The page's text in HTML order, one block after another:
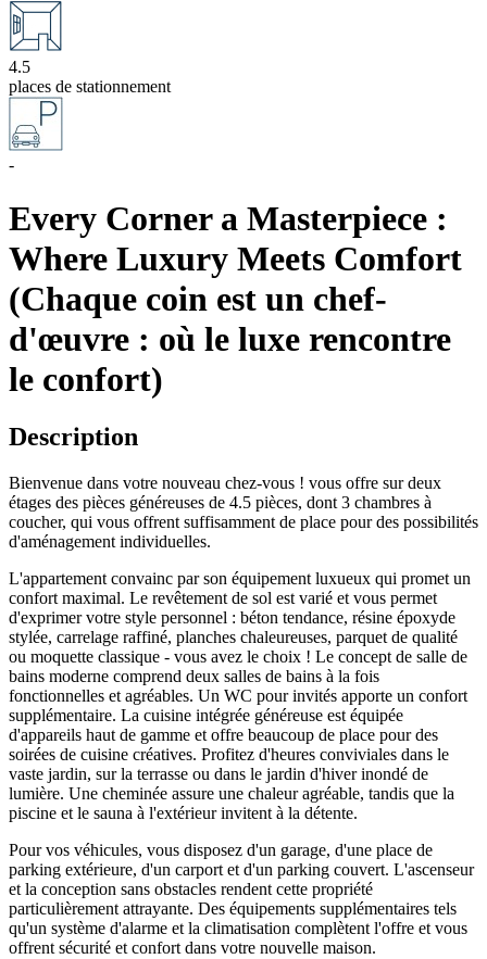
4.5
places de stationnement
-
Every Corner a Masterpiece :
Where Luxury Meets Comfort
(Chaque coin est un chef-
d'œuvre : où le luxe rencontre
le confort)
Description
Bienvenue dans votre nouveau chez-vous ! vous offre sur deux
étages des pièces généreuses de 4.5 pièces, dont 3 chambres à
coucher, qui vous offrent suffisamment de place pour des possibilités
d'aménagement individuelles.
L'appartement convainc par son équipement luxueux qui promet un
confort maximal. Le revêtement de sol est varié et vous permet
d'exprimer votre style personnel : béton tendance, résine époxyde
stylée, carrelage raffiné, planches chaleureuses, parquet de qualité
ou moquette classique - vous avez le choix ! Le concept de salle de
bains moderne comprend deux salles de bains à la fois
fonctionnelles et agréables. Un WC pour invités apporte un confort
supplémentaire. La cuisine intégrée généreuse est équipée
d'appareils haut de gamme et offre beaucoup de place pour des
soirées de cuisine créatives. Profitez d'heures conviviales dans le
vaste jardin, sur la terrasse ou dans le jardin d'hiver inondé de
lumière. Une cheminée assure une chaleur agréable, tandis que la
piscine et le sauna à l'extérieur invitent à la détente.
Pour vos véhicules, vous disposez d'un garage, d'une place de
parking extérieure, d'un carport et d'un parking couvert. L'ascenseur
et la conception sans obstacles rendent cette propriété
particulièrement attrayante. Des équipements supplémentaires tels
qu'un système d'alarme et la climatisation complètent l'offre et vous
offrent sécurité et confort dans votre nouvelle maison.